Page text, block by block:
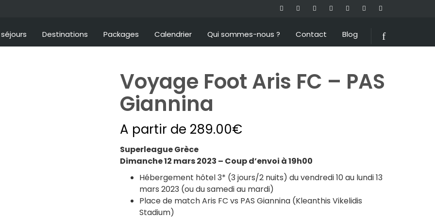
Destinations Packages Calendrier Qui sommes-nous ? Contact Blog
Voyage Foot Aris FC – PAS
Giannina
A partir de 289.00€
Superleague Grèce
Dimanche 12 mars 2023 – Coup d’envoi à 19h00
Hébergement hôtel 3* (3 jours/2 nuits) du vendredi 10 au lundi 13
mars 2023 (ou du samedi au mardi)
Place de match Aris FC vs PAS Giannina (Kleanthis Vikelidis
Stadium)